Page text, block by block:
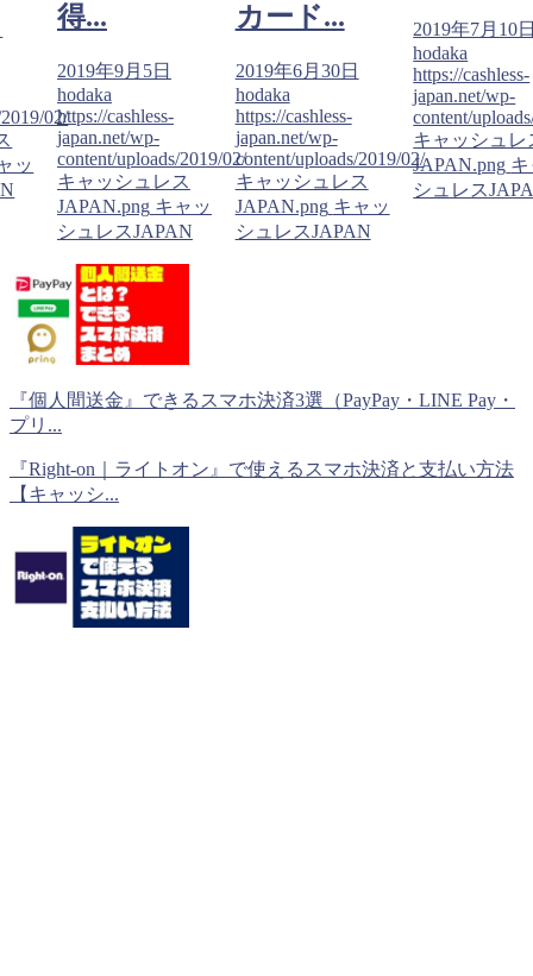
02/
ッ
得...
2019年9月5日
hodaka
https://cashless-
japan.net/wp-
content/uploads/2019/02/
キャッシュレス
JAPAN.png キャッ
シュレスJAPAN
カード...
2019年6月30日
hodaka
https://cashless-
japan.net/wp-
content/uploads/2019/02/
キャッシュレス
JAPAN.png キャッ
シュレスJAPAN
2019年7月10
hodaka
https://cashless-
japan.net/wp-
content/
キャッシュレ
JAPAN.png
シュレス
『個人間送金』できるスマホ決済3選（PayPay・LINE Pay・
プリ...
『Right-on｜ライトオン』で使えるスマホ決済と支払い方法
【キャッシ...